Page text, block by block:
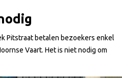
Pitstraat betalen bezoekers enkel
Vaart. Het is niet nodig om